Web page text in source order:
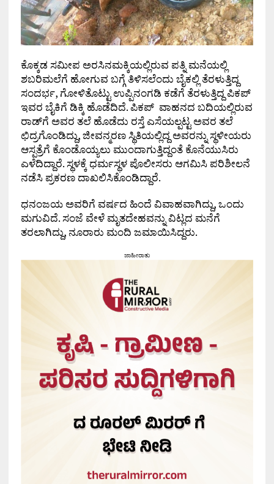
ಕೊಕ್ಕಡ ಸಮೀಪ ಅರಸಿನಮಕ್ಕಿಯಲ್ಲಿರುವ ಪತ್ನಿ ಮನೆಯಲ್ಲಿ
ಶಬರಿಮಲೆಗೆ ಹೋಗುವ ಬಗ್ಗೆ ತಿಳಿಸಲೆಂದು ಬೈಕಲ್ಲಿ ತೆರಳುತ್ತಿದ್ದ
ಸಂದರ್ಭ, ಗೋಳಿತೊಟ್ಟು ಉಪ್ಪಿನಂಗಡಿ ಕಡೆಗೆ ತೆರಳುತ್ತಿದ್ದ ಪಿಕಪ್
ಇವರ ಬೈಕಿಗೆ ಡಿಕ್ಕಿ ಹೊಡೆದಿದೆ. ಪಿಕಪ್ ವಾಹನದ ಬದಿಯಲ್ಲಿರುವ
ರಾಡ್‌ಗೆ ಅವರ ತಲೆ ಹೊಡೆದು ರಸ್ತೆ ಎಸೆಯಲ್ಪಟ್ಟ ಅವರ ತಲೆ
ಛಿದ್ರಗೊಂಡಿದ್ದು, ಜೀವನ್ಮರಣ ಸ್ಥಿತಿಯಲ್ಲಿದ್ದ ಅವರನ್ನು ಸ್ಥಳೀಯರು
ಆಸ್ಪತ್ರೆಗೆ ಕೊಂಡೊಯ್ಯಲು ಮುಂದಾಗುತ್ತಿದ್ದಂತೆ ಕೊನೆಯುಸಿರು
ಎಳೆದಿದ್ದಾರೆ. ಸ್ಥಳಕ್ಕೆ ಧರ್ಮಸ್ಥಳ ಪೊಲೀಸರು ಆಗಮಿಸಿ ಪರಿಶೀಲನೆ
ನಡೆಸಿ ಪ್ರಕರಣ ದಾಖಲಿಸಿಕೊಂಡಿದ್ದಾರೆ.
ಧನಂಜಯ ಅವರಿಗೆ ವರ್ಷದ ಹಿಂದೆ ವಿವಾಹವಾಗಿದ್ದು, ಒಂದು
ಮಗುವಿದೆ. ಸಂಜೆ ವೇಳೆ ಮೃತದೇಹವನ್ನು ವಿಟ್ಲದ ಮನೆಗೆ
ತರಲಾಗಿದ್ದು, ನೂರಾರು ಮಂದಿ ಜಮಾಯಿಸಿದ್ದರು.
ಜಾಹೀರಾತು